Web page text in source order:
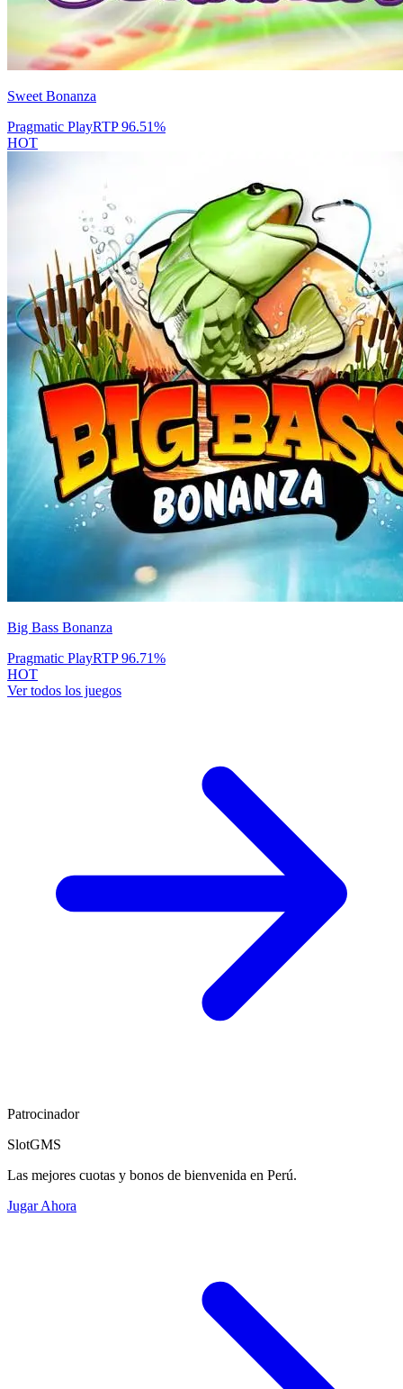
Sweet Bonanza
Pragmatic PlayRTP96.51%
HOT
Big Bass Bonanza
Pragmatic PlayRTP96.71%
HOT
Ver todos los juegos
Patrocinador
SlotGMS
Las mejores cuotas y bonos de bienvenida en Perú.
Jugar Ahora